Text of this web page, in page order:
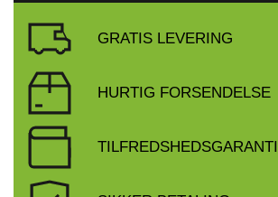
GRATIS LEVERING
HURTIG FORSENDELSE
TILFREDSHEDSGARANTI